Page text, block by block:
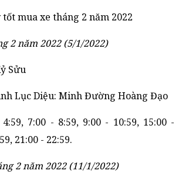
2 năm 2022 (5/1/2022)
Sửu
Lục Diệu: Minh Đường Hoàng Đạo
7:00 - 8:59, 9:00 - 10:59, 15:00 -
21:00 - 22:59.
2 năm 2022 (11/1/2022)